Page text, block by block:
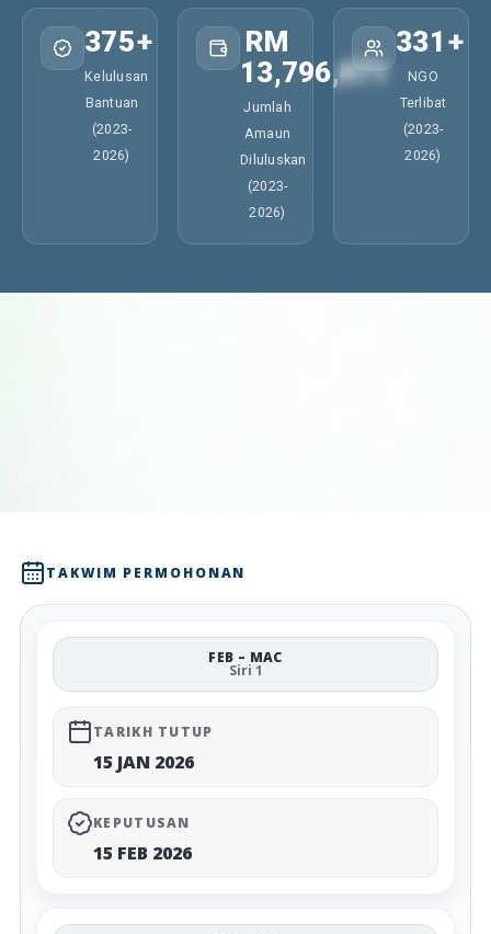
375+
Kelulusan
Bantuan
(2023-
2026)
RM
13,796,071
Jumlah
Amaun
Diluluskan
(2023-
2026)
331 +
NGO
Terlibat
(2023-
2026)
TAKWIM PERMOHONAN
FEB – MAC
Siri 1
TARIKH TUTUP
15 JAN 2026
KEPUTUSAN
15 FEB 2026